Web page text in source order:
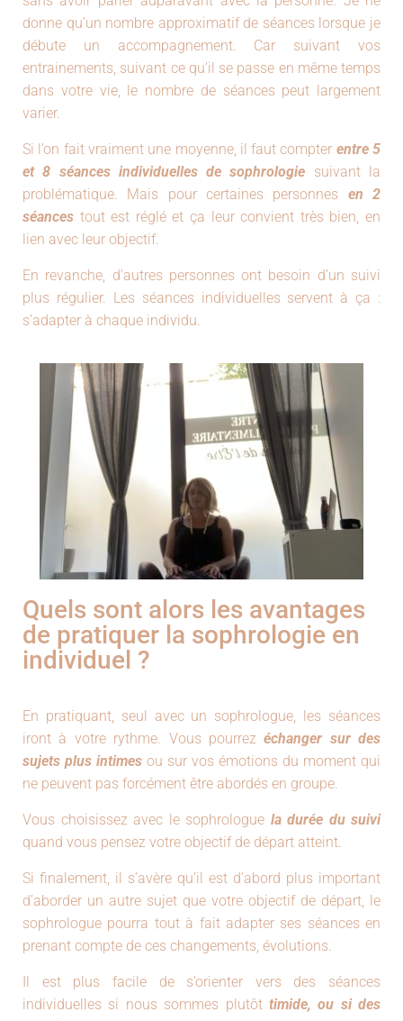
donne qu’un nombre approximatif de séances lorsque je
débute un accompagnement. Car suivant vos
entrainements, suivant ce qu’il se passe en même temps
dans votre vie, le nombre de séances peut largement
varier.
Si l’on fait vraiment une moyenne, il faut compter entre 5
et 8 séances individuelles de sophrologie suivant la
problématique. Mais pour certaines personnes en 2
séances tout est réglé et ça leur convient très bien, en
lien avec leur objectif.
En revanche, d’autres personnes ont besoin d’un suivi
plus régulier. Les séances individuelles servent à ça :
s’adapter à chaque individu.
Quels sont alors les avantages
de pratiquer la sophrologie en
individuel ?
En pratiquant, seul avec un sophrologue, les séances
iront à votre rythme. Vous pourrezéchanger sur des
sujets plus intimes ou sur vos émotions du moment qui
ne peuvent pas forcément être abordés en groupe.
Vous choisissez avec le sophrologue la durée du suivi
quand vous pensez votre objectif de départ atteint.
Si finalement, il s’avère qu’il est d’abord plus important
d’aborder un autre sujet que votre objectif de départ, le
sophrologue pourra tout à fait adapter ses séances en
prenant compte de ces changements, évolutions.
Il est plus facile de s’orienter vers des séances
individuelles si nous sommes plutôt timide, ou si des